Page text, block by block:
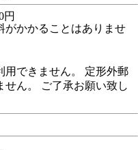
がかかることはありませ
用できません。 定形外郵
ん。 ご了承お願い致し